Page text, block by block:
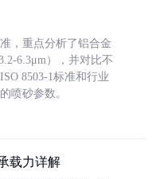
，重点分析了铝合金
6.3μm），并对比不
8503-1标准和行业
喷砂参数。
载力详解